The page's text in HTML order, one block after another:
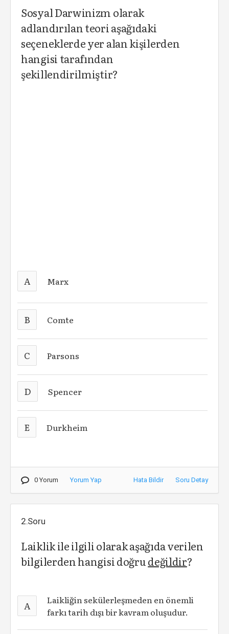
Sosyal Darwinizm olarak
adlandırılan teori aşağıdaki
seçeneklerde yer alan kişilerden
hangisi tarafından
şekillendirilmiştir?
A Marx
B Comte
C Parsons
D Spencer
E Durkheim
0 Yorum Yorum Yap Hata Bildir Soru Detay
2.Soru
Laiklik ile ilgili olarak aşağıda verilen
bilgilerden hangisi doğrudeğildir?
A
Laikliğin sekülerleşmeden en önemli
farkı tarih dışı bir kavram oluşudur.